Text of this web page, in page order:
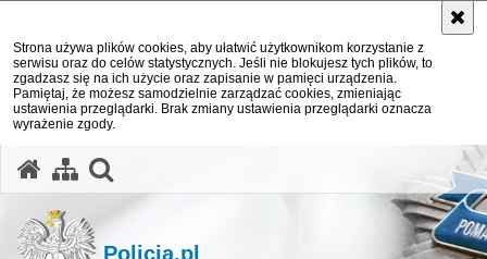
Strona używa plików cookies, aby ułatwić użytkownikom korzystanie z
serwisu oraz do celów statystycznych. Jeśli nie blokujesz tych plików, to
zgadzasz się na ich użycie oraz zapisanie w pamięci urządzenia.
Pamiętaj, że możesz samodzielnie zarządzać cookies, zmieniając
ustawienia przeglądarki. Brak zmiany ustawienia przeglądarki oznacza
wyrażenie zgody.
Policja.pl